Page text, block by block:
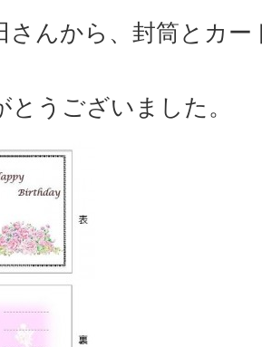
さんから、封筒とカ
とうございました。